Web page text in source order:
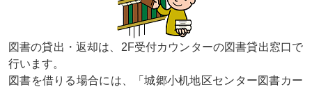
図書の貸出・返却は、2F受付カウンターの図書貸出窓口で
行います。
図書を借りる場合には、「城郷小机地区センター図書カー